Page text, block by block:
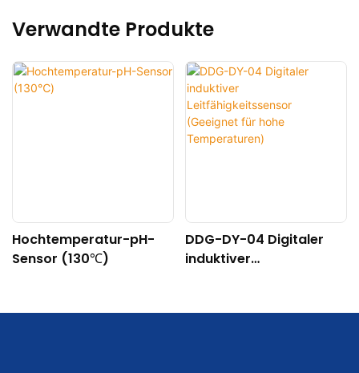
Verwandte Produkte
Hochtemperatur-pH-
Sensor (130℃)
DDG-DY-04 Digitaler
induktiver
Temperaturen)